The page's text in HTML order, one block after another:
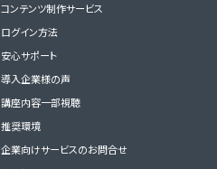
コンテンツ制作サービス
ログイン方法
安心サポート
導入企業様の声
講座内容一部視聴
推奨環境
企業向けサービスのお問合せ